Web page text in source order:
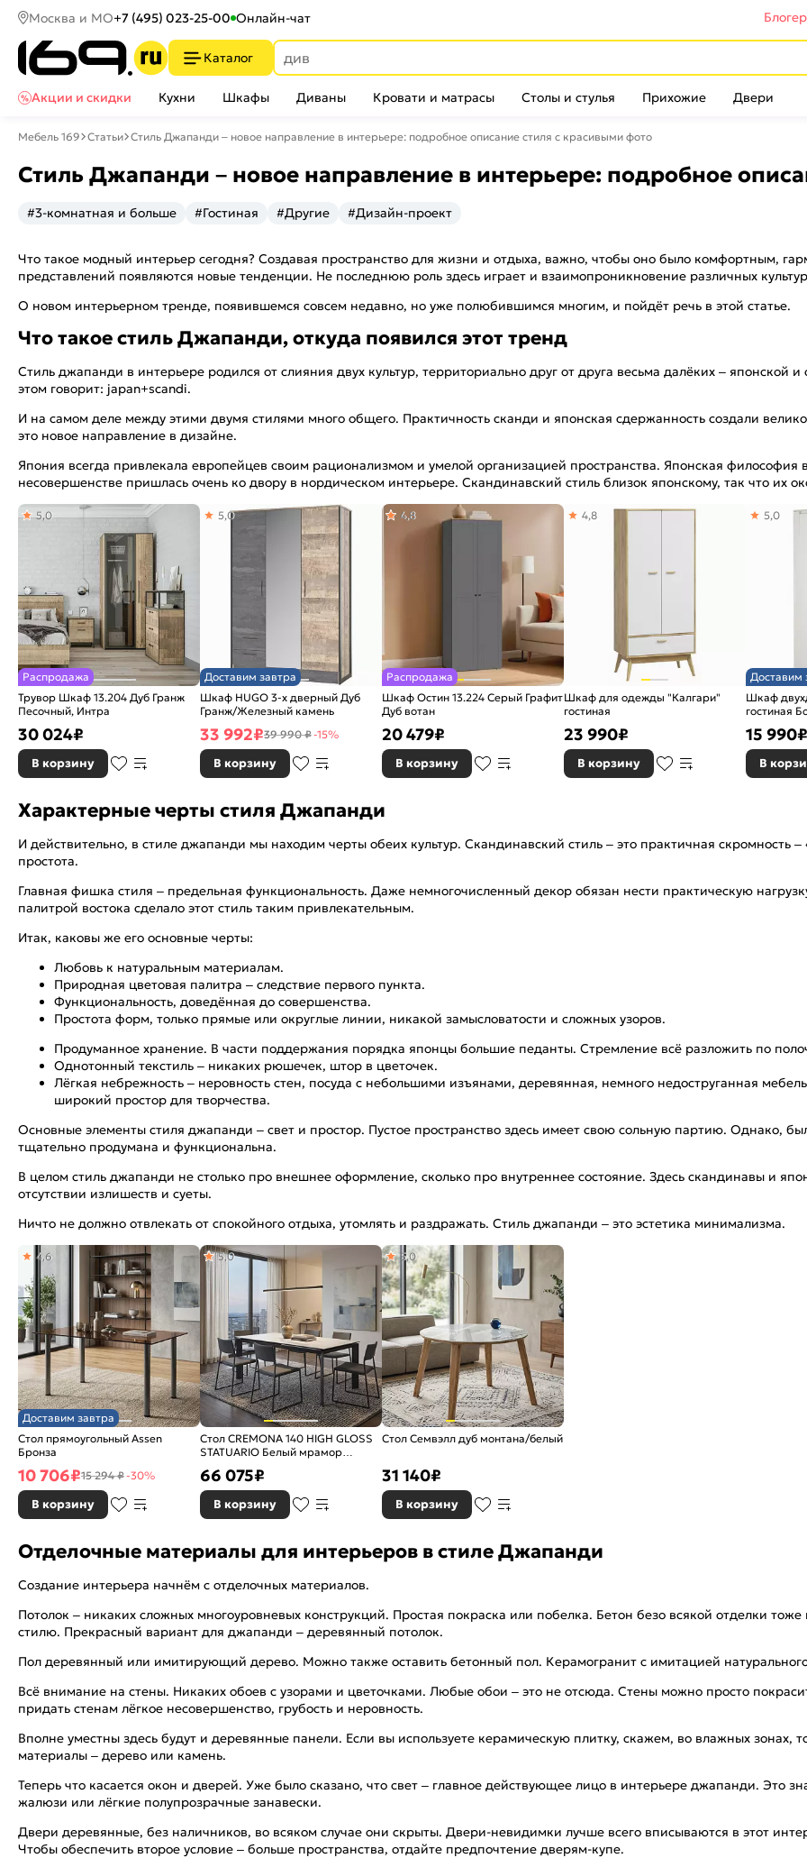
Москва и МО+7 (495) 023-25-00 Онлайн-чат
Каталог
Акции и скидки
Кухни Шкафы Диваны Кровати и матрасы Столы и стулья Прихожие Двери
Мебель 169 Статьи Стиль Джапанди – новое направление в интерьере: подробное описание стиля с красивыми фото
Стиль Джапанди – новое направление в интерьере: подробное
#3-комнатная и больше #Гостиная #Другие #Дизайн-проект
Что такое модный интерьер сегодня? Создавая пространство для жизни и отдыха, важно, чтобы оно было комфортным,
представлений появляются новые тенденции. Не последнюю роль здесь играет и взаимопроникновение различных
О новом интерьерном тренде, появившемся совсем недавно, но уже полюбившимся многим, и пойдёт речь в этой статье.
Что такое стиль Джапанди, откуда появился этот тренд
Стиль джапанди в интерьере родился от слияния двух культур, территориально друг от друга весьма далёких – японской
этом говорит: japan+scandi.
И на самом деле между этими двумя стилями много общего. Практичность сканди и японская сдержанность создали
это новое направление в дизайне.
Япония всегда привлекала европейцев своим рационализмом и умелой организацией пространства. Японская философия
несовершенстве пришлась очень ко двору в нордическом интерьере. Скандинавский стиль близок японскому, так что их
Распродажа
Трувор Шкаф 13.204 Дуб Гранж
Песочный, Интра
5,0
30 024₽
В корзину
Доставим завтра
Шкаф HUGO 3-х дверный Дуб
Гранж/Железный камень
5,0
33 992₽39 990 ₽-15%
В корзину
Распродажа
Шкаф Остин 13.224 Серый Графит
Дуб вотан
4,8
20 479₽
В корзину
Шкаф для одежды "Калгари"
гостиная
4,8
23 990₽
В корзину
Доставим
Шкаф
гостиная
5,0
15 990₽
В
Характерные черты стиля Джапанди
И действительно, в стиле джапанди мы находим черты обеих культур. Скандинавский стиль – это практичная скромность
простота.
Главная фишка стиля – предельная функциональность. Даже немногочисленный декор обязан нести практическую
палитрой востока сделало этот стиль таким привлекательным.
Итак, каковы же его основные черты:
Любовь к натуральным материалам.
Природная цветовая палитра – следствие первого пункта.
Функциональность, доведённая до совершенства.
Простота форм, только прямые или округлые линии, никакой замысловатости и сложных узоров.
Продуманное хранение. В части поддержания порядка японцы большие педанты. Стремление всё разложить по
Однотонный текстиль – никаких рюшечек, штор в цветочек.
Лёгкая небрежность – неровность стен, посуда с небольшими изъянами, деревянная, немного недоструганная
широкий простор для творчества.
Основные элементы стиля джапанди – свет и простор. Пустое пространство здесь имеет свою сольную партию. Однако,
тщательно продумана и функциональна.
В целом стиль джапанди не столько про внешнее оформление, сколько про внутреннее состояние. Здесь скандинавы и
отсутствии излишеств и суеты.
Ничто не должно отвлекать от спокойного отдыха, утомлять и раздражать. Стиль джапанди – это эстетика минимализма.
Доставим завтра
Стол прямоугольный Assen
Бронза
4,6
10 706₽15 294 ₽-30%
В корзину
Стол CREMONA 140 HIGH GLOSS
STATUARIO Белый мрамор
5,0
66 075₽
В корзину
Стол Семвэлл дуб монтана/белый
5,0
31 140₽
В корзину
Отделочные материалы для интерьеров в стиле Джапанди
Создание интерьера начнём с отделочных материалов.
Потолок – никаких сложных многоуровневых конструкций. Простая покраска или побелка. Бетон безо всякой отделки
стилю. Прекрасный вариант для джапанди – деревянный потолок.
Пол деревянный или имитирующий дерево. Можно также оставить бетонный пол. Керамогранит с имитацией
Всё внимание на стены. Никаких обоев с узорами и цветочками. Любые обои – это не отсюда. Стены можно просто
придать стенам лёгкое несовершенство, грубость и неровность.
Вполне уместны здесь будут и деревянные панели. Если вы используете керамическую плитку, скажем, во влажных зонах,
материалы – дерево или камень.
Теперь что касается окон и дверей. Уже было сказано, что свет – главное действующее лицо в интерьере джапанди. Это
жалюзи или лёгкие полупрозрачные занавески.
Двери деревянные, без наличников, во всяком случае они скрыты. Двери-невидимки лучше всего вписываются в этот
Чтобы обеспечить второе условие – больше пространства, отдайте предпочтение дверям-купе.